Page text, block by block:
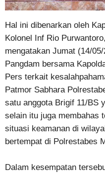
Hal ini dibenarkan oleh
Kolonel Inf Rio
mengatakan Jumat (14/
Pangdam bersama
Pers terkait
Patmor Sabhara
satu anggota Brigif 11/BS
selain itu juga membahas
situasi keamanan di
bertempat di Polrestabes
Dalam kesempatan